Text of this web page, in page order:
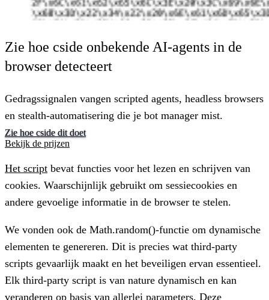
Zie hoe cside onbekende AI-agents in de
browser detecteert
Gedragssignalen vangen scripted agents, headless browsers
en stealth-automatisering die je bot manager mist.
Zie hoe cside dit doet
Bekijk de prijzen
Het script bevat functies voor het lezen en schrijven van
cookies. Waarschijnlijk gebruikt om sessiecookies en
andere gevoelige informatie in de browser te stelen.
We vonden ook de Math.random()-functie om dynamische
elementen te genereren. Dit is precies wat third-party
scripts gevaarlijk maakt en het beveiligen ervan essentieel.
Elk third-party script is van nature dynamisch en kan
veranderen op basis van allerlei parameters. Deze